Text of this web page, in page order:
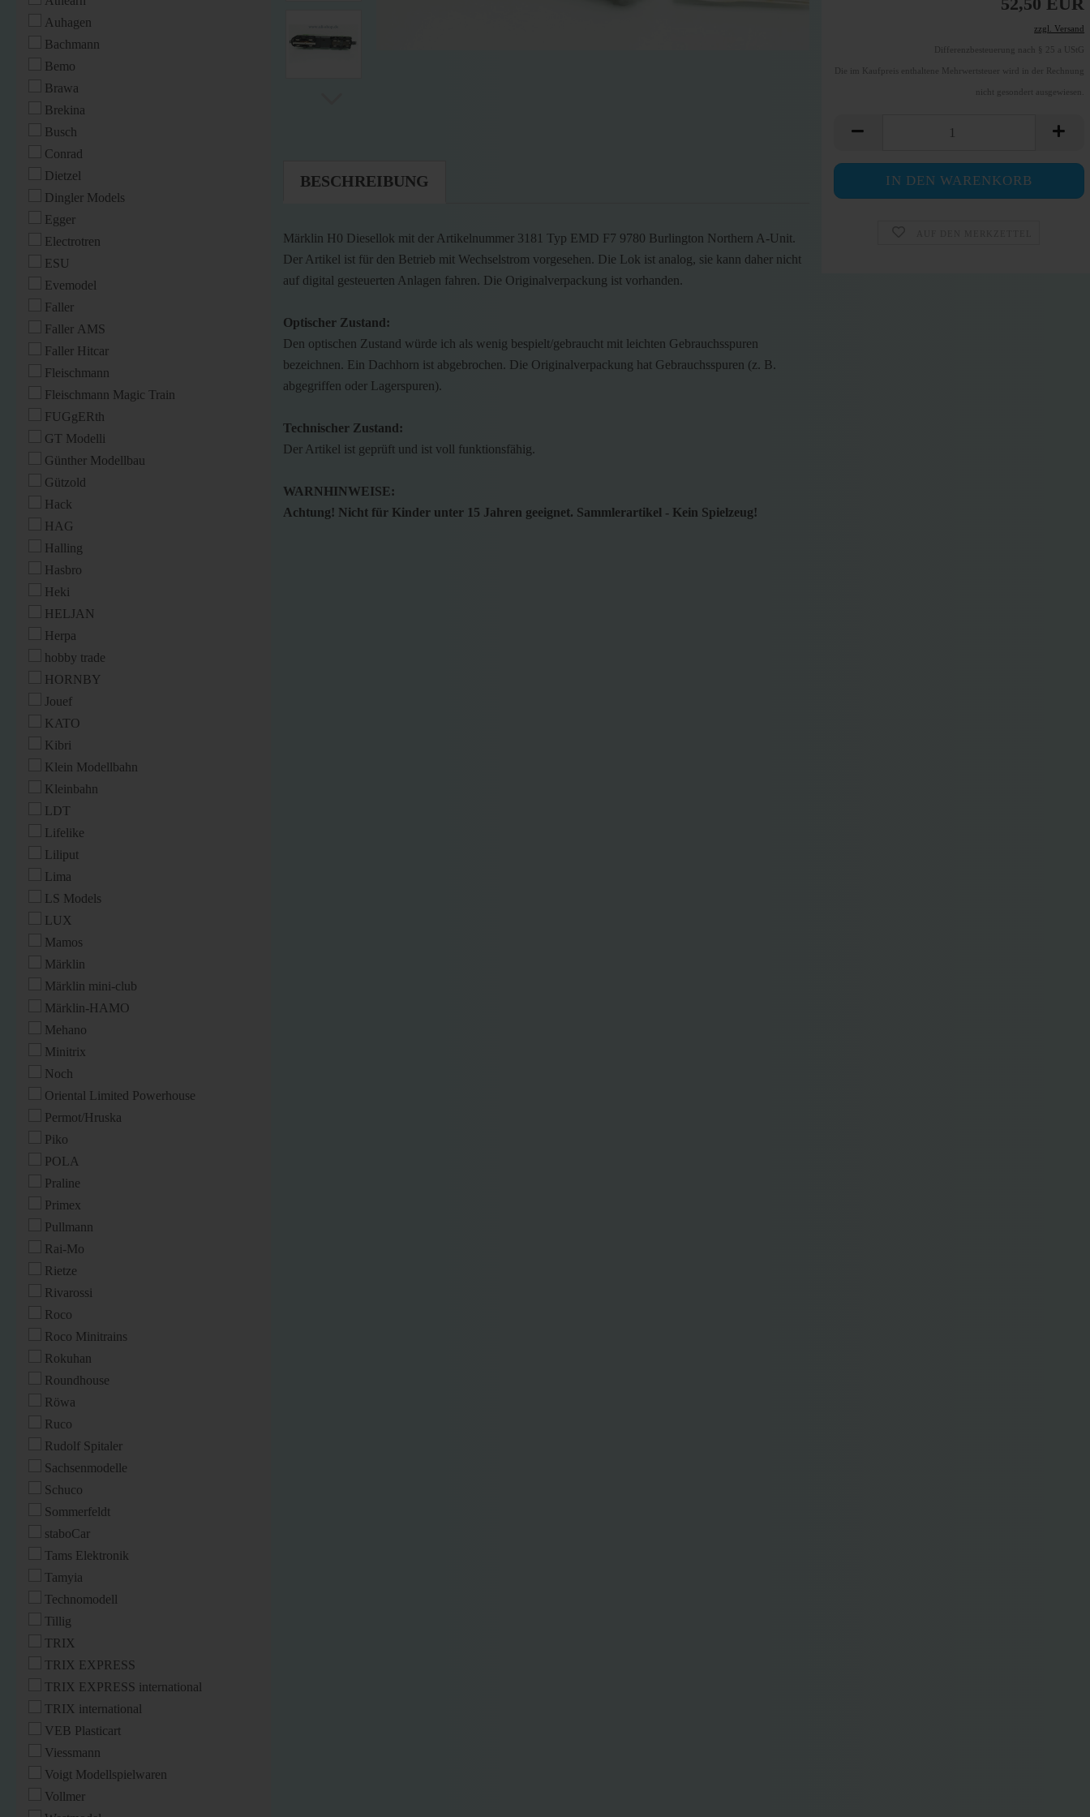
zzgl. Versand
Differenzbesteuerung nach § 25 a UStG
Die im Kaufpreis enthaltene Mehrwertsteuer wird in der Rechnung
nicht gesondert ausgewiesen.
BESCHREIBUNG
Märklin H0 Diesellok mit der Artikelnummer 3181 Typ EMD F7 9780 Burlington Northern A-Unit.
Der Artikel ist für den Betrieb mit Wechselstrom vorgesehen. Die Lok ist analog, sie kann daher nicht
auf digital gesteuerten Anlagen fahren. Die Originalverpackung ist vorhanden.
Optischer Zustand:
Den optischen Zustand würde ich als wenig bespielt/gebraucht mit leichten Gebrauchsspuren
bezeichnen. Ein Dachhorn ist abgebrochen. Die Originalverpackung hat Gebrauchsspuren (z. B.
abgegriffen oder Lagerspuren).
Technischer Zustand:
Der Artikel ist geprüft und ist voll funktionsfähig.
WARNHINWEISE:
Achtung! Nicht für Kinder unter 15 Jahren geeignet. Sammlerartikel - Kein Spielzeug!
Auhagen
Bachmann
Bemo
Brawa
Brekina
Busch
Conrad
Dietzel
Dingler Models
Egger
Electrotren
ESU
Evemodel
Faller
Faller AMS
Faller Hitcar
Fleischmann
Fleischmann Magic Train
FUGgERth
GT Modelli
Günther Modellbau
Gützold
Hack
HAG
Halling
Hasbro
Heki
HELJAN
Herpa
hobby trade
HORNBY
Jouef
KATO
Kibri
Klein Modellbahn
Kleinbahn
LDT
Lifelike
Liliput
Lima
LS Models
LUX
Mamos
Märklin
Märklin mini-club
Märklin-HAMO
Mehano
Minitrix
Noch
Oriental Limited Powerhouse
Permot/Hruska
Piko
POLA
Praline
Primex
Pullmann
Rai-Mo
Rietze
Rivarossi
Roco
Roco Minitrains
Rokuhan
Roundhouse
Röwa
Ruco
Rudolf Spitaler
Sachsenmodelle
Schuco
Sommerfeldt
staboCar
Tams Elektronik
Tamyia
Technomodell
Tillig
TRIX
TRIX EXPRESS
TRIX EXPRESS international
TRIX international
VEB Plasticart
Viessmann
Voigt Modellspielwaren
Vollmer